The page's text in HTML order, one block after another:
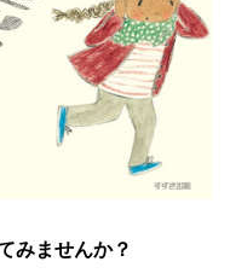
みませんか？